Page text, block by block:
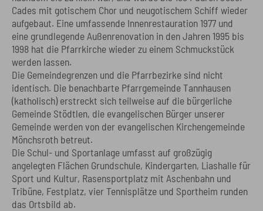
Cades mit gotischem Chor und neugotischem Schiff wieder
aufgebaut. Eine umfassende Innenrestauration 1977 und
eine grundlegende Außenrenovation in den Jahren 1995 bis
1998 hat die Pfarrkirche wieder zu einem Schmuckstück
werden lassen.
Die Gemeindegrenzen und die Pfarrbezirke sind nicht
identisch. Die benachbarte Pfarrgemeinde Tannhausen
(katholisch) erstreckt sich teilweise auf die bürgerliche
Gemeinde Stödtlen, die evangelischen Bürger unserer
Gemeinde werden von der evangelischen Kirchengemeinde
Mönchsroth betreut.
Die Schul- und Sportanlage umfasst auf großzügig
angelegten Flächen Grundschule, Kindergarten, Liashalle für
Sport und Kultur, Rasensportplatz mit Aschenbahn und
Tribüne, Festplatz, vier Tennisplätze und Sportheim runden
das Ortsbild ab.